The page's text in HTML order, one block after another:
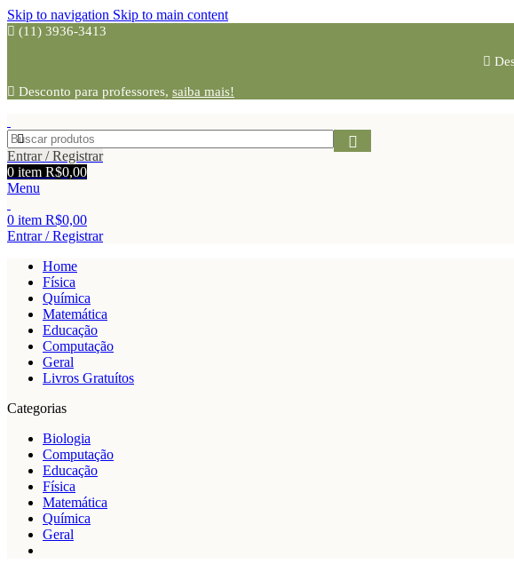
Skip to navigation Skip to main content
(11) 3936-3413
Desconto para professores, saiba mais!
Entrar / Registrar
0 item R$0,00
Menu
0 item R$0,00
Entrar / Registrar
Home
Física
Química
Matemática
Educação
Computação
Geral
Livros Gratuítos
Categorias
Biologia
Computação
Educação
Física
Matemática
Química
Geral